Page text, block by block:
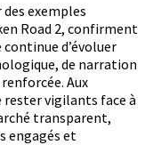
exemples
Road 2, confirment
continue d’évoluer
de narration
Aux
rester vigilants face à
transparent,
engagés et